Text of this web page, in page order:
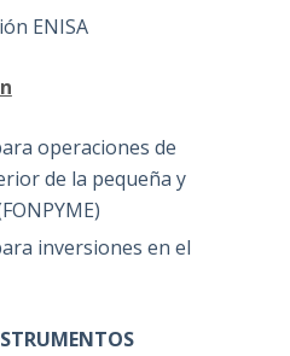
ENISA
operaciones de
de la pequeña y
inversiones en el